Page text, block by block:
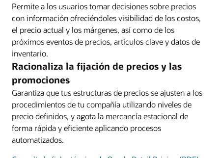
Permite a los usuarios tomar decisiones sobre precios
con información ofreciéndoles visibilidad de los costos,
el precio actual y los márgenes, así como de los
próximos eventos de precios, artículos clave y datos de
inventario.
Racionaliza la fijación de precios y las
promociones
Garantiza que tus estructuras de precios se ajusten a los
procedimientos de tu compañía utilizando niveles de
precio definidos, y agota la mercancía estacional de
forma rápida y eficiente aplicando procesos
automatizados.